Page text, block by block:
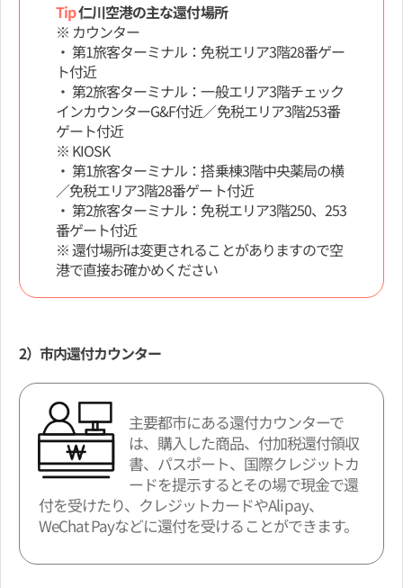
Tip仁川空港の主な還付場所
※ カウンター
・ 第1旅客ターミナル：免税エリア3階28番ゲー
ト付近
・ 第2旅客ターミナル：一般エリア3階チェック
インカウンターG&F付近／免税エリア3階253番
ゲート付近
※ KIOSK
・ 第1旅客ターミナル：搭乗棟3階中央薬局の横
／免税エリア3階28番ゲート付近
・ 第2旅客ターミナル：免税エリア3階250、253
番ゲート付近
※ 還付場所は変更されることがありますので空
港で直接お確かめください
2）市内還付カウンター
主要都市にある還付カウンターで
は、購入した商品、付加税還付領収
書、パスポート、国際クレジットカ
ードを提示するとその場で現金で還
付を受けたり、クレジットカードやAlipay、
WeChat Payなどに還付を受けることができます。